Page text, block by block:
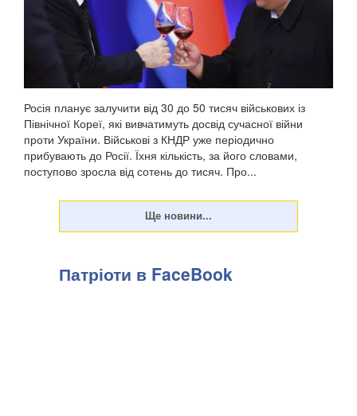
Росія планує залучити від 30 до 50 тисяч військових із
Північної Кореї, які вивчатимуть досвід сучасної війни
проти України. Військові з КНДР уже періодично
прибувають до Росії. Їхня кількість, за його словами,
поступово зросла від сотень до тисяч. Про...
Патріоти в FaceBook